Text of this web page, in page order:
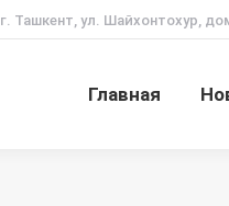
г. Ташкент, ул. Шайхонтохур,
Главная